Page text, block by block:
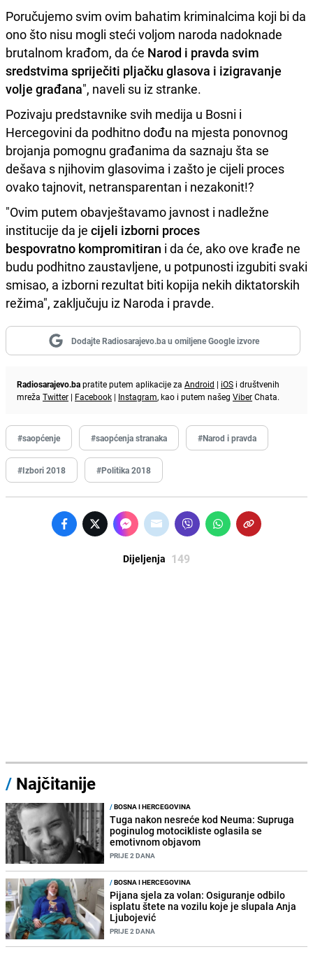
Poručujemo svim ovim bahatim kriminalcima koji bi da
ono što nisu mogli steći voljom naroda nadoknade
brutalnom krađom, da će Narod i pravda svim
sredstvima spriječiti pljačku glasova i izigravanje
volje građana", naveli su iz stranke.
Pozivaju predstavnike svih medija u Bosni i
Hercegovini da podhitno dođu na mjesta ponovnog
brojanja pomognu građanima da saznaju šta se
dešava s njihovim glasovima i zašto je cijeli proces
ovako tajnovit, netransparentan i nezakonit!?
"Ovim putem obavještavamo javnost i nadležne
institucije da je cijeli izborni proces
bespovratno kompromitiran i da će, ako ove krađe ne
budu podhitno zaustavljene, u potpunosti izgubiti svaki
smisao, a izborni rezultat biti kopija nekih diktatorskih
režima", zaključuju iz Naroda i pravde.
Dodajte Radiosarajevo.ba u omiljene Google izvore
Radiosarajevo.bapratite putem aplikacije za Android | iOS i društvenih
mreža Twitter | Facebook | Instagram, kao i putem našeg ViberChata.
#saopćenje #saopćenja stranaka #Narod i pravda
#Izbori 2018 #Politika 2018
Dijeljenja 149
/ Najčitanije
/BOSNA I HERCEGOVINA
Tuga nakon nesreće kod Neuma: Supruga
poginulog motocikliste oglasila se
emotivnom objavom
PRIJE 2 DANA
/BOSNA I HERCEGOVINA
Pijana sjela za volan: Osiguranje odbilo
isplatu štete na vozilu koje je slupala Anja
Ljubojević
PRIJE 2 DANA